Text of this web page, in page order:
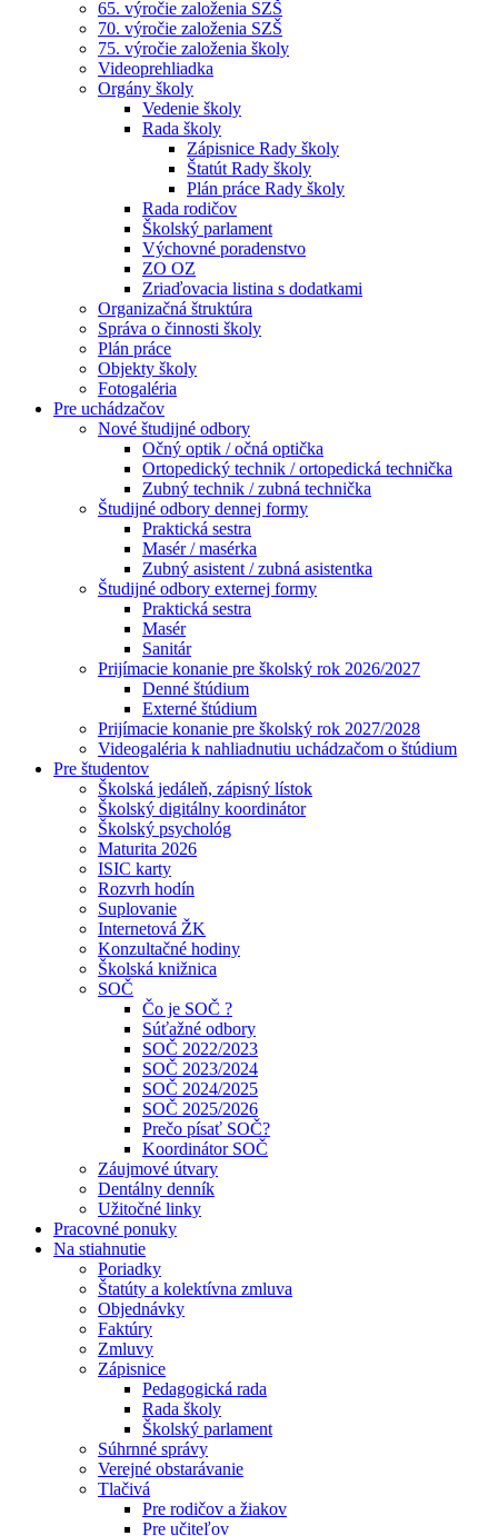
65. výročie založenia SZŠ
70. výročie založenia SZŠ
75. výročie založenia školy
Videoprehliadka
Orgány školy
Vedenie školy
Rada školy
Zápisnice Rady školy
Štatút Rady školy
Plán práce Rady školy
Rada rodičov
Školský parlament
Výchovné poradenstvo
ZO OZ
Zriaďovacia listina s dodatkami
Organizačná štruktúra
Správa o činnosti školy
Plán práce
Objekty školy
Fotogaléria
Pre uchádzačov
Nové študijné odbory
Očný optik / očná optička
Ortopedický technik / ortopedická technička
Zubný technik / zubná technička
Študijné odbory dennej formy
Praktická sestra
Masér / masérka
Zubný asistent / zubná asistentka
Študijné odbory externej formy
Praktická sestra
Masér
Sanitár
Prijímacie konanie pre školský rok 2026/2027
Denné štúdium
Externé štúdium
Prijímacie konanie pre školský rok 2027/2028
Videogaléria k nahliadnutiu uchádzačom o štúdium
Pre študentov
Školská jedáleň, zápisný lístok
Školský digitálny koordinátor
Školský psychológ
Maturita 2026
ISIC karty
Rozvrh hodín
Suplovanie
Internetová ŽK
Konzultačné hodiny
Školská knižnica
SOČ
Čo je SOČ ?
Súťažné odbory
SOČ 2022/2023
SOČ 2023/2024
SOČ 2024/2025
SOČ 2025/2026
Prečo písať SOČ?
Koordinátor SOČ
Záujmové útvary
Dentálny denník
Užitočné linky
Pracovné ponuky
Na stiahnutie
Poriadky
Štatúty a kolektívna zmluva
Objednávky
Faktúry
Zmluvy
Zápisnice
Pedagogická rada
Rada školy
Školský parlament
Súhrnné správy
Verejné obstarávanie
Tlačivá
Pre rodičov a žiakov
Pre učiteľov